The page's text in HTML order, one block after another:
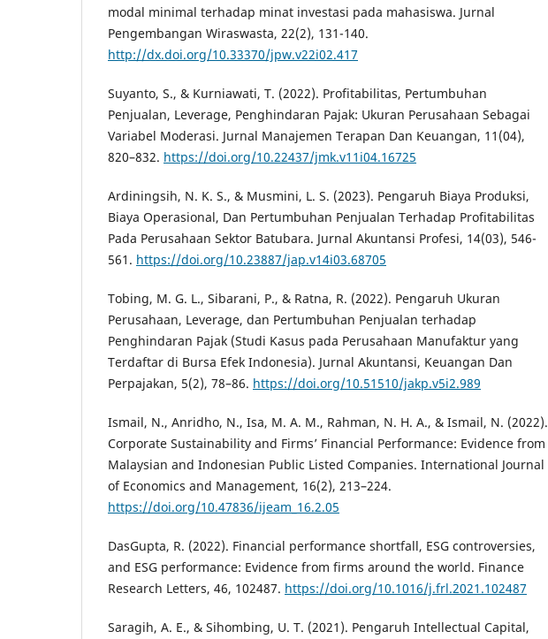
modal minimal terhadap minat investasi pada mahasiswa. Jurnal
Pengembangan Wiraswasta, 22(2), 131-140.
http://dx.doi.org/10.33370/jpw.v22i02.417
Suyanto, S., & Kurniawati, T. (2022). Profitabilitas, Pertumbuhan
Penjualan, Leverage, Penghindaran Pajak: Ukuran Perusahaan Sebagai
Variabel Moderasi. Jurnal Manajemen Terapan Dan Keuangan, 11(04),
820–832. https://doi.org/10.22437/jmk.v11i04.16725
Ardiningsih, N. K. S., & Musmini, L. S. (2023). Pengaruh Biaya Produksi,
Biaya Operasional, Dan Pertumbuhan Penjualan Terhadap Profitabilitas
Pada Perusahaan Sektor Batubara. Jurnal Akuntansi Profesi, 14(03), 546-
561. https://doi.org/10.23887/jap.v14i03.68705
Tobing, M. G. L., Sibarani, P., & Ratna, R. (2022). Pengaruh Ukuran
Perusahaan, Leverage, dan Pertumbuhan Penjualan terhadap
Penghindaran Pajak (Studi Kasus pada Perusahaan Manufaktur yang
Terdaftar di Bursa Efek Indonesia). Jurnal Akuntansi, Keuangan Dan
Perpajakan, 5(2), 78–86. https://doi.org/10.51510/jakp.v5i2.989
Ismail, N., Anridho, N., Isa, M. A. M., Rahman, N. H. A., & Ismail, N. (2022).
Corporate Sustainability and Firms’ Financial Performance: Evidence from
Malaysian and Indonesian Public Listed Companies. International Journal
of Economics and Management, 16(2), 213–224.
https://doi.org/10.47836/ijeam_16.2.05
DasGupta, R. (2022). Financial performance shortfall, ESG controversies,
and ESG performance: Evidence from firms around the world. Finance
Research Letters, 46, 102487. https://doi.org/10.1016/j.frl.2021.102487
Saragih, A. E., & Sihombing, U. T. (2021). Pengaruh Intellectual Capital,